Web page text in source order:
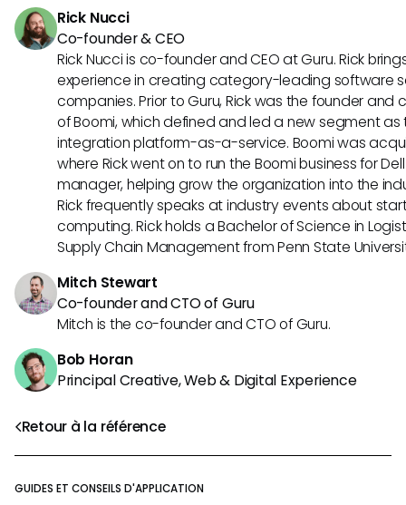
Retour à la référence
GUIDES ET CONSEILS D'APPLICATION
Rick Nucci
Co-founder & CEO
Rick Nucci is co-founder and CEO at Guru. Rick
experience in creating category-leading software
companies. Prior to Guru, Rick was the founder
of Boomi, which defined and led a new segment
integration platform-as-a-service. Boomi was
where Rick went on to run the Boomi business for
manager, helping grow the organization into the
Rick frequently speaks at industry events about
computing. Rick holds a Bachelor of Science in
Supply Chain Management from Penn State
Mitch Stewart
Co-founder and CTO of Guru
Mitch is the co-founder and CTO of Guru.
Bob Horan
Principal Creative, Web & Digital Experience